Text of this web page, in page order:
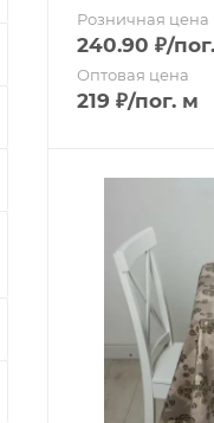
Розничная цена
240.90 ₽/
Оптовая цена
219 ₽/пог. м
Жидкие
Клей для
Клей для
Панели